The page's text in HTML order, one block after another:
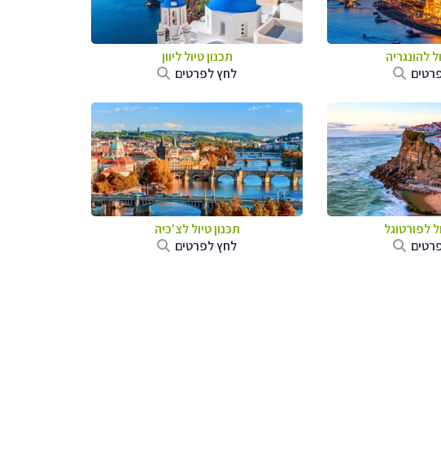
להונגריה
תכנון טיול ליוון
לחץ לפרטים
לפורטוגל
תכנון טיול לצ'כיה
לחץ לפרטים